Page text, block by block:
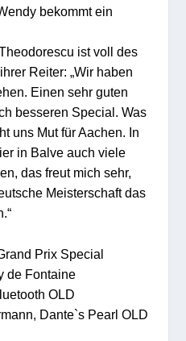
bekommt ein
ist voll des
Reiter: „Wir haben
Einen sehr guten
besseren Special. Was
uns Mut für Aachen. In
in Balve auch viele
das freut mich sehr,
Meisterschaft das
Prix Special
de Fontaine
OLD
Dante`s Pearl OLD